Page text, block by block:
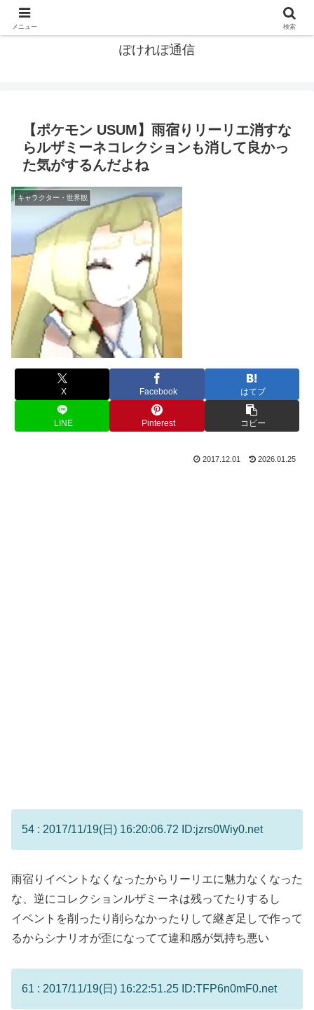
ぽけれぽ通信
【ポケモン USUM】雨宿りリーリエ消すな
らルザミーネコレクションも消して良かっ
た気がするんだよね
キャラクター・世界観
X Facebook はてブ
LINE Pinterest コピー
2017.12.01 2026.01.25
54 : 2017/11/19(日) 16:20:06.72 ID:jzrs0Wiy0.net
雨宿りイベントなくなったからリーリエに魅力なくなった
な、逆にコレクションルザミーネは残ってたりするし
イベントを削ったり削らなかったりして継ぎ足しで作って
るからシナリオが歪になってて違和感が気持ち悪い
61 : 2017/11/19(日) 16:22:51.25 ID:TFP6n0mF0.net
メニュー 検索